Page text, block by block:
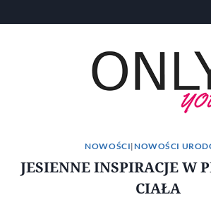
do
NOWOŚCI|NOWOŚCI
JESIENNE INSPIRACJE W
CIAŁA